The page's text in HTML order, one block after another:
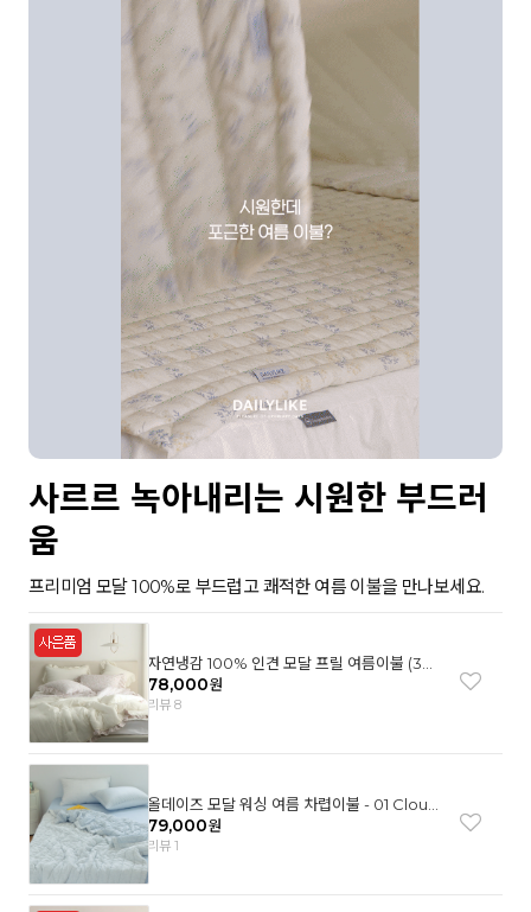
사르르 녹아내리는 시원한 부드러
움
프리미엄 모달 100%로 부드럽고 쾌적한 여름 이불을 만나보세요.
자연냉감 100% 인견 모달 프릴 여름이불 (3컬
러)
78,000원
리뷰 8
올데이즈 모달 워싱 여름 차렵이불 - 01 Cloud
garden(SS)
79,000원
리뷰 1